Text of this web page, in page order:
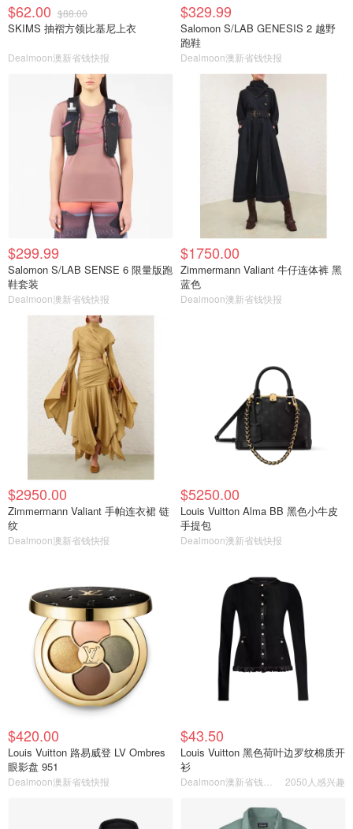
$62.00 $88.00
SKIMS 抽褶方领比基尼上衣
Dealmoon澳新省钱快报
$329.99
Salomon S/LAB GENESIS 2 越野
跑鞋
Dealmoon澳新省钱快报
$299.99
Salomon S/LAB SENSE 6 限量版跑
鞋套装
Dealmoon澳新省钱快报
$1750.00
Zimmermann Valiant 牛仔连体裤 黑
蓝色
Dealmoon澳新省钱快报
$2950.00
Zimmermann Valiant 手帕连衣裙 链
纹
Dealmoon澳新省钱快报
$5250.00
Louis Vuitton Alma BB 黑色小牛皮
手提包
Dealmoon澳新省钱快报
$420.00
Louis Vuitton 路易威登 LV Ombres
眼影盘 951
Dealmoon澳新省钱快报
$43.50
Louis Vuitton 黑色荷叶边罗纹棉质开
衫
2050人感兴趣